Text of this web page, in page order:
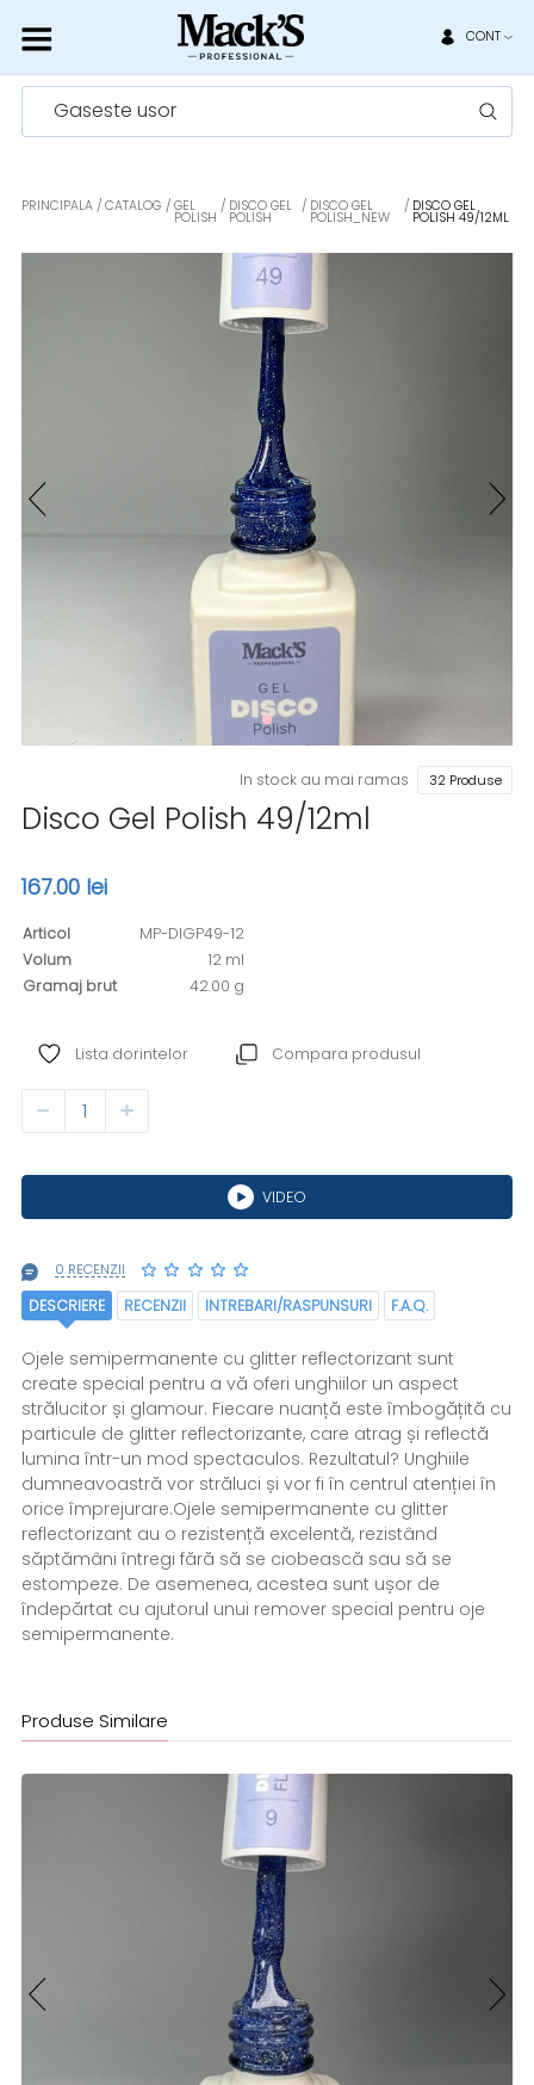
CONT
Gaseste usor
PRINCIPALA CATALOG GEL
POLISH
DISCO GEL
POLISH
DISCO GEL
POLISH_NEW
DISCO GEL
POLISH 49/12ML
In stock au mai ramas 32 Produse
Disco Gel Polish 49/12ml
167.00 lei
Articol
MP-DIGP49-12
Volum
12 ml
Gramaj brut
42.00 g
Lista dorintelor Compara produsul
VIDEO
0 RECENZII
DESCRIERE RECENZII INTREBARI/RASPUNSURI F.A.Q.
Ojele semipermanente cu glitter reflectorizant sunt
create special pentru a vă oferi unghiilor un aspect
strălucitor și glamour. Fiecare nuanță este îmbogățită cu
particule de glitter reflectorizante, care atrag și reflectă
lumina într-un mod spectaculos. Rezultatul? Unghiile
dumneavoastră vor străluci și vor fi în centrul atenției în
orice împrejurare.Ojele semipermanente cu glitter
reflectorizant au o rezistență excelentă, rezistând
săptămâni întregi fără să se ciobească sau să se
estompeze. De asemenea, acestea sunt ușor de
îndepărtat cu ajutorul unui remover special pentru oje
semipermanente.
Produse Similare